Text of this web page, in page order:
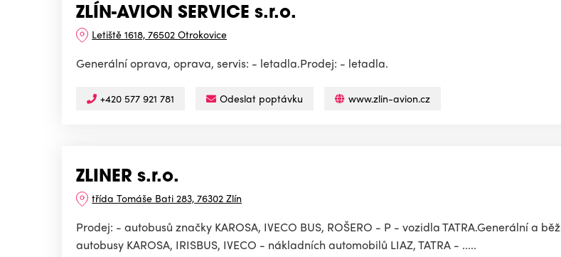
ZLÍN-AVION SERVICE s.r.o.
Letiště 1618, 76502 Otrokovice
Generální oprava, oprava, servis: - letadla.Prodej: - letadla.
+420 577 921 781 Odeslat poptávku www.zlin-avion.cz
ZLINER s.r.o.
třída Tomáše Bati 283, 76302 Zlín
Prodej: - autobusů značky KAROSA, IVECO BUS, ROŠERO - P - vozidla TATRA.Generální a
autobusy KAROSA, IRISBUS, IVECO - nákladních automobilů LIAZ, TATRA - .....